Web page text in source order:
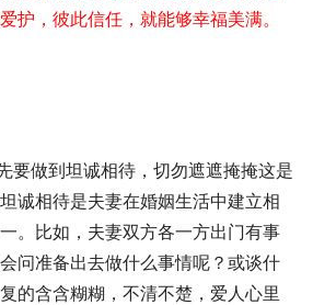
护，彼此信任，就能够幸福美满。
做到坦诚相待，切勿遮遮掩掩这是
诚相待是夫妻在婚姻生活中建立相
。比如，夫妻双方各一方出门有事
问准备出去做什么事情呢？或谈什
的含含糊糊，不清不楚，爱人心里